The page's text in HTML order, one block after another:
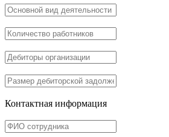
Контактная информация